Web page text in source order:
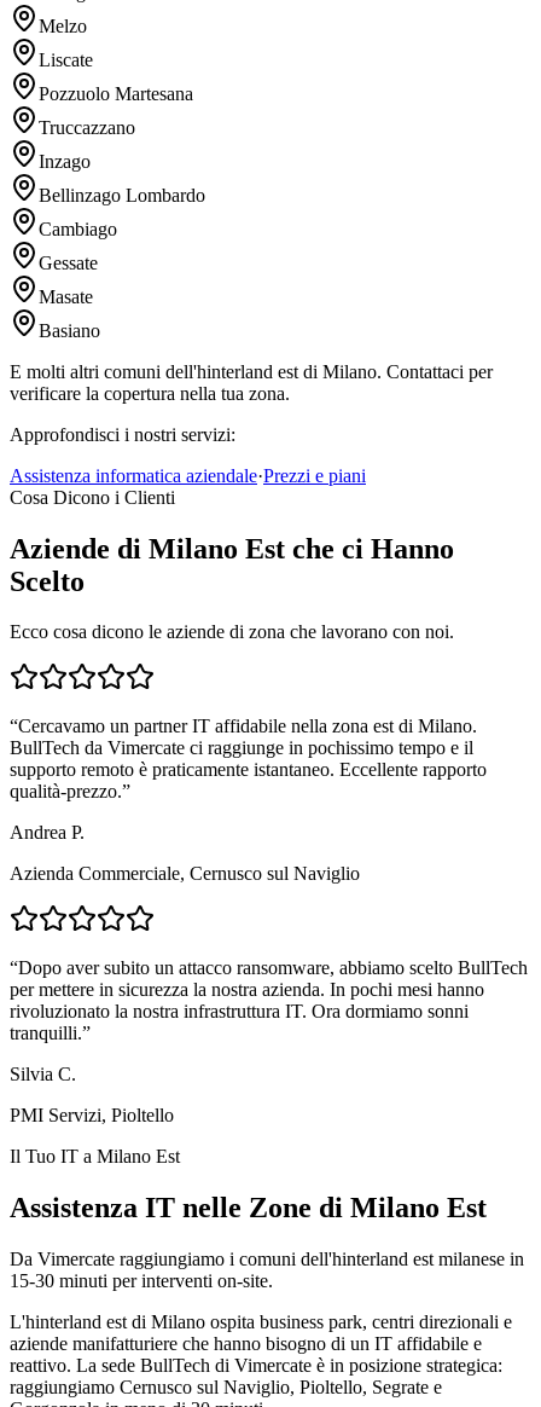
Melzo
Liscate
Pozzuolo Martesana
Truccazzano
Inzago
Bellinzago Lombardo
Cambiago
Gessate
Masate
Basiano
E molti altri comuni dell'hinterland est di Milano. Contattaci per
verificare la copertura nella tua zona.
Approfondisci i nostri servizi:
Assistenza informatica aziendale·Prezzi e piani
Cosa Dicono i Clienti
Aziende di Milano Est che ci Hanno
Scelto
Ecco cosa dicono le aziende di zona che lavorano con noi.
“Cercavamo un partner IT affidabile nella zona est di Milano.
BullTech da Vimercate ci raggiunge in pochissimo tempo e il
supporto remoto è praticamente istantaneo. Eccellente rapporto
qualità-prezzo.”
Andrea P.
Azienda Commerciale, Cernusco sul Naviglio
“Dopo aver subito un attacco ransomware, abbiamo scelto BullTech
per mettere in sicurezza la nostra azienda. In pochi mesi hanno
rivoluzionato la nostra infrastruttura IT. Ora dormiamo sonni
tranquilli.”
Silvia C.
PMI Servizi, Pioltello
Il Tuo IT a Milano Est
Assistenza IT nelle Zone di Milano Est
Da Vimercate raggiungiamo i comuni dell'hinterland est milanese in
15-30 minuti per interventi on-site.
L'hinterland est di Milano ospita business park, centri direzionali e
aziende manifatturiere che hanno bisogno di un IT affidabile e
reattivo. La sede BullTech di Vimercate è in posizione strategica:
raggiungiamo Cernusco sul Naviglio, Pioltello, Segrate e